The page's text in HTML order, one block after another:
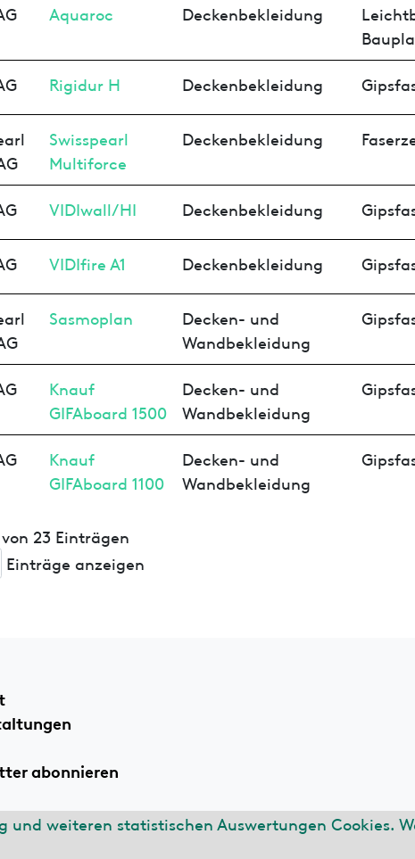
und weiteren statistischen Auswertungen Cookies.
Aquaroc Deckenbekleidung
Rigidur H Deckenbekleidung
Swisspearl
Multiforce
Deckenbekleidung
VIDIwall/HI Deckenbekleidung
VIDIfire A1 Deckenbekleidung
Sasmoplan
Decken- und
Wandbekleidung
Knauf
GIFAboard 1500
Decken- und
Wandbekleidung
Knauf
GIFAboard 1100
Decken- und
Wandbekleidung
23 Einträgen
Einträge anzeigen
abonnieren